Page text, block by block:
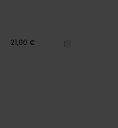
21,00 €